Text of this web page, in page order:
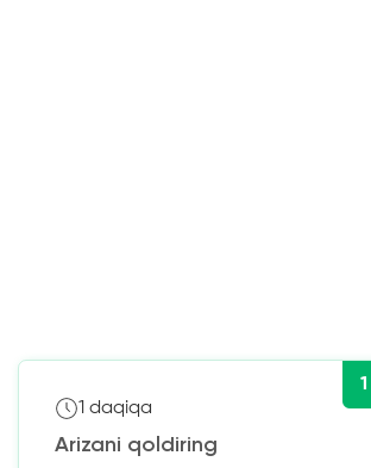
1
1 daqiqa
Arizani qoldiring